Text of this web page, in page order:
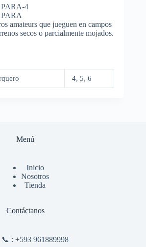
4
amateurs que jueguen en campos
secos o parcialmente mojados.
4, 5, 6
Menú
Inicio
Nosotros
Tienda
Contáctanos
📞 :+593 961889998